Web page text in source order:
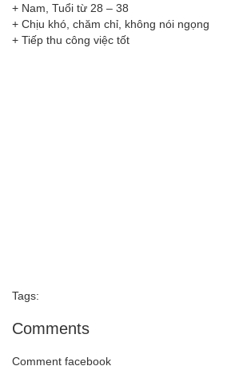
+ Nam, Tuổi từ 28 – 38
+ Chịu khó, chăm chỉ, không nói ngọng
+ Tiếp thu công việc tốt
Tags:
Comments
Comment facebook